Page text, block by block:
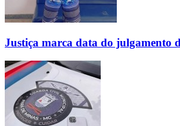
Justiça marca data do julgamento